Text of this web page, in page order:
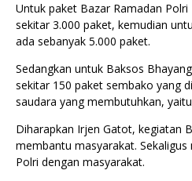
Untuk paket Bazar Ramadan Polri
sekitar 3.000 paket, kemudian
ada sebanyak 5.000 paket.
Sedangkan untuk Baksos
sekitar 150 paket sembako yang
saudara yang membutuhkan,
Diharapkan Irjen Gatot, kegiatan
membantu masyarakat.
Polri dengan masyarakat.